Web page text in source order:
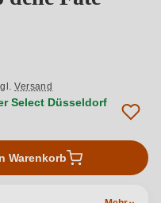
Versand
Select Düsseldorf
Warenkorb